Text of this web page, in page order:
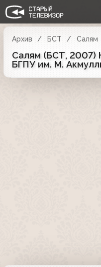
Архив БСТ Салям
Салям (БСТ,
БГПУ им. М.